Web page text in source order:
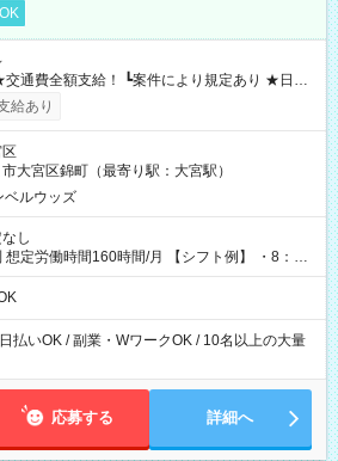
り） ┗働いたその日に現金GET♪ お仕事後はコ
い分を引き落とせます！ 【試用期間】試
給あり
大宮区錦町（最寄り駅：大宮駅）
ベルウッズ
し
間160時間/月 【シフト例】 ・8：00
払いOK / 副業・WワークOK / 10名以上の大量
応募する 詳細へ